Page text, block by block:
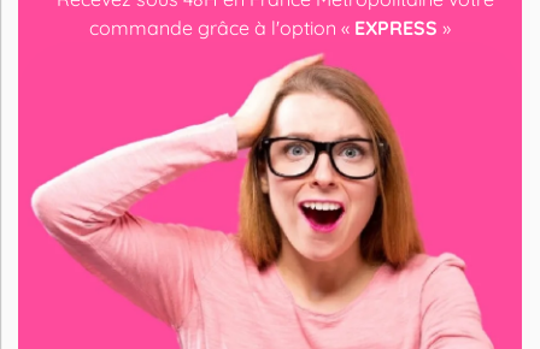
commande grâce à l'option « EXPRESS »